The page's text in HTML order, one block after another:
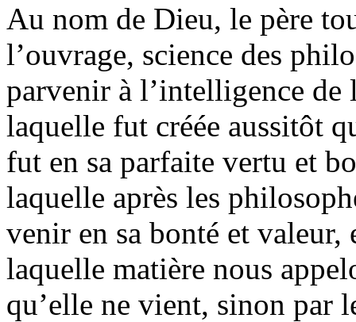
Au nom de Dieu, le père
l’ouvrage, science des
parvenir à l’intelligence de
laquelle fut créée aussitôt
fut en sa parfaite vertu et
laquelle après les
venir en sa bonté et
laquelle matière nous
qu’elle ne vient, sinon par